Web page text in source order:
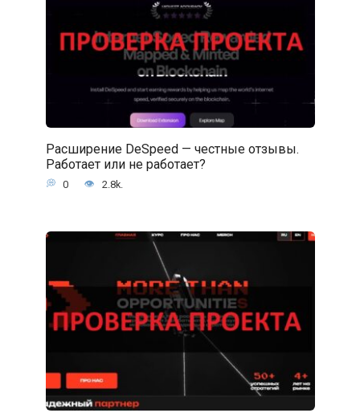
Расширение DeSpeed — честные отзывы.
Работает или не работает?
0 2.8k.